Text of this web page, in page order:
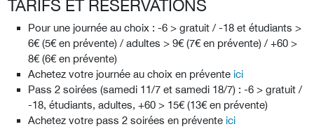
TARIFS ET RÉSERVATIONS
Pour une journée au choix : -6 > gratuit / -18 et étudiants >
6€ (5€ en prévente) / adultes > 9€ (7€ en prévente) / +60 >
8€ (6€ en prévente)
Achetez votre journée au choix en prévente ici
Pass 2 soirées (samedi 11/7 et samedi 18/7) : -6 > gratuit /
-18, étudiants, adultes, +60 > 15€ (13€ en prévente)
Achetez votre pass 2 soirées en prévente ici